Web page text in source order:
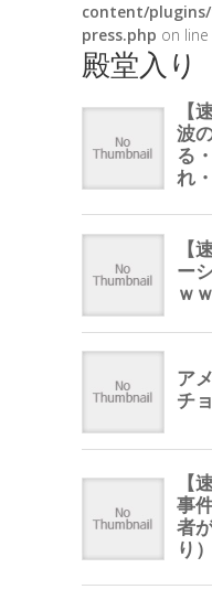
content/
press.php on line
殿堂入り